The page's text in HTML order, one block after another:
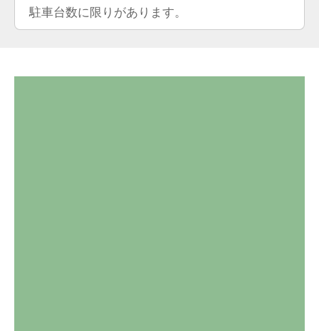
駐車台数に限りがあります。